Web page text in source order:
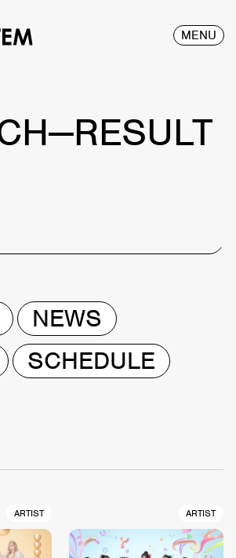
MENU
NEWS
SCHEDULE
ARTIST ARTIST